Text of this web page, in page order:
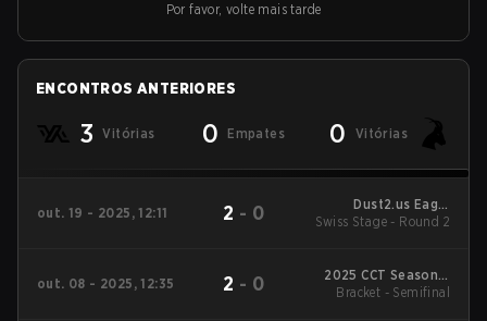
Por favor, volte mais tarde
ENCONTROS ANTERIORES
3 Vitórias 0 Empates 0 Vitórias
out. 19 - 2025, 12:11 2 - 0
Dust2.us Eagle
Masters Series #4
Swiss Stage - Round 2
out. 08 - 2025, 12:35 2 - 0
2025 CCT Season 3
North American
Bracket - Semifinal